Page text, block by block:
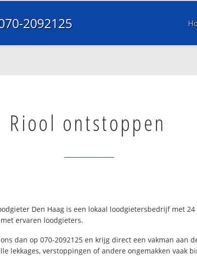
2092125
Riool ontstoppen
Den Haag is een lokaal loodgietersbedrijf met
ervaren loodgieters.
dan op 070-2092125 en krijg direct een vakman
lekkages, verstoppingen of andere ongemakken vaak